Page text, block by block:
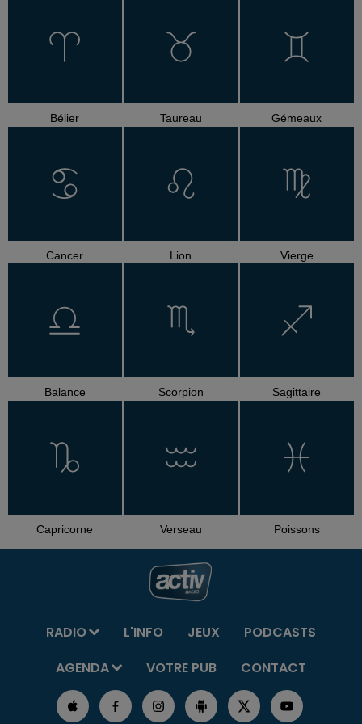
Bélier Taureau Gémeaux
Cancer Lion Vierge
Balance Scorpion Sagittaire
Capricorne Verseau Poissons
RADIO L'INFO JEUX
PODCASTS
AGENDA
VOTRE PUB CONTACT